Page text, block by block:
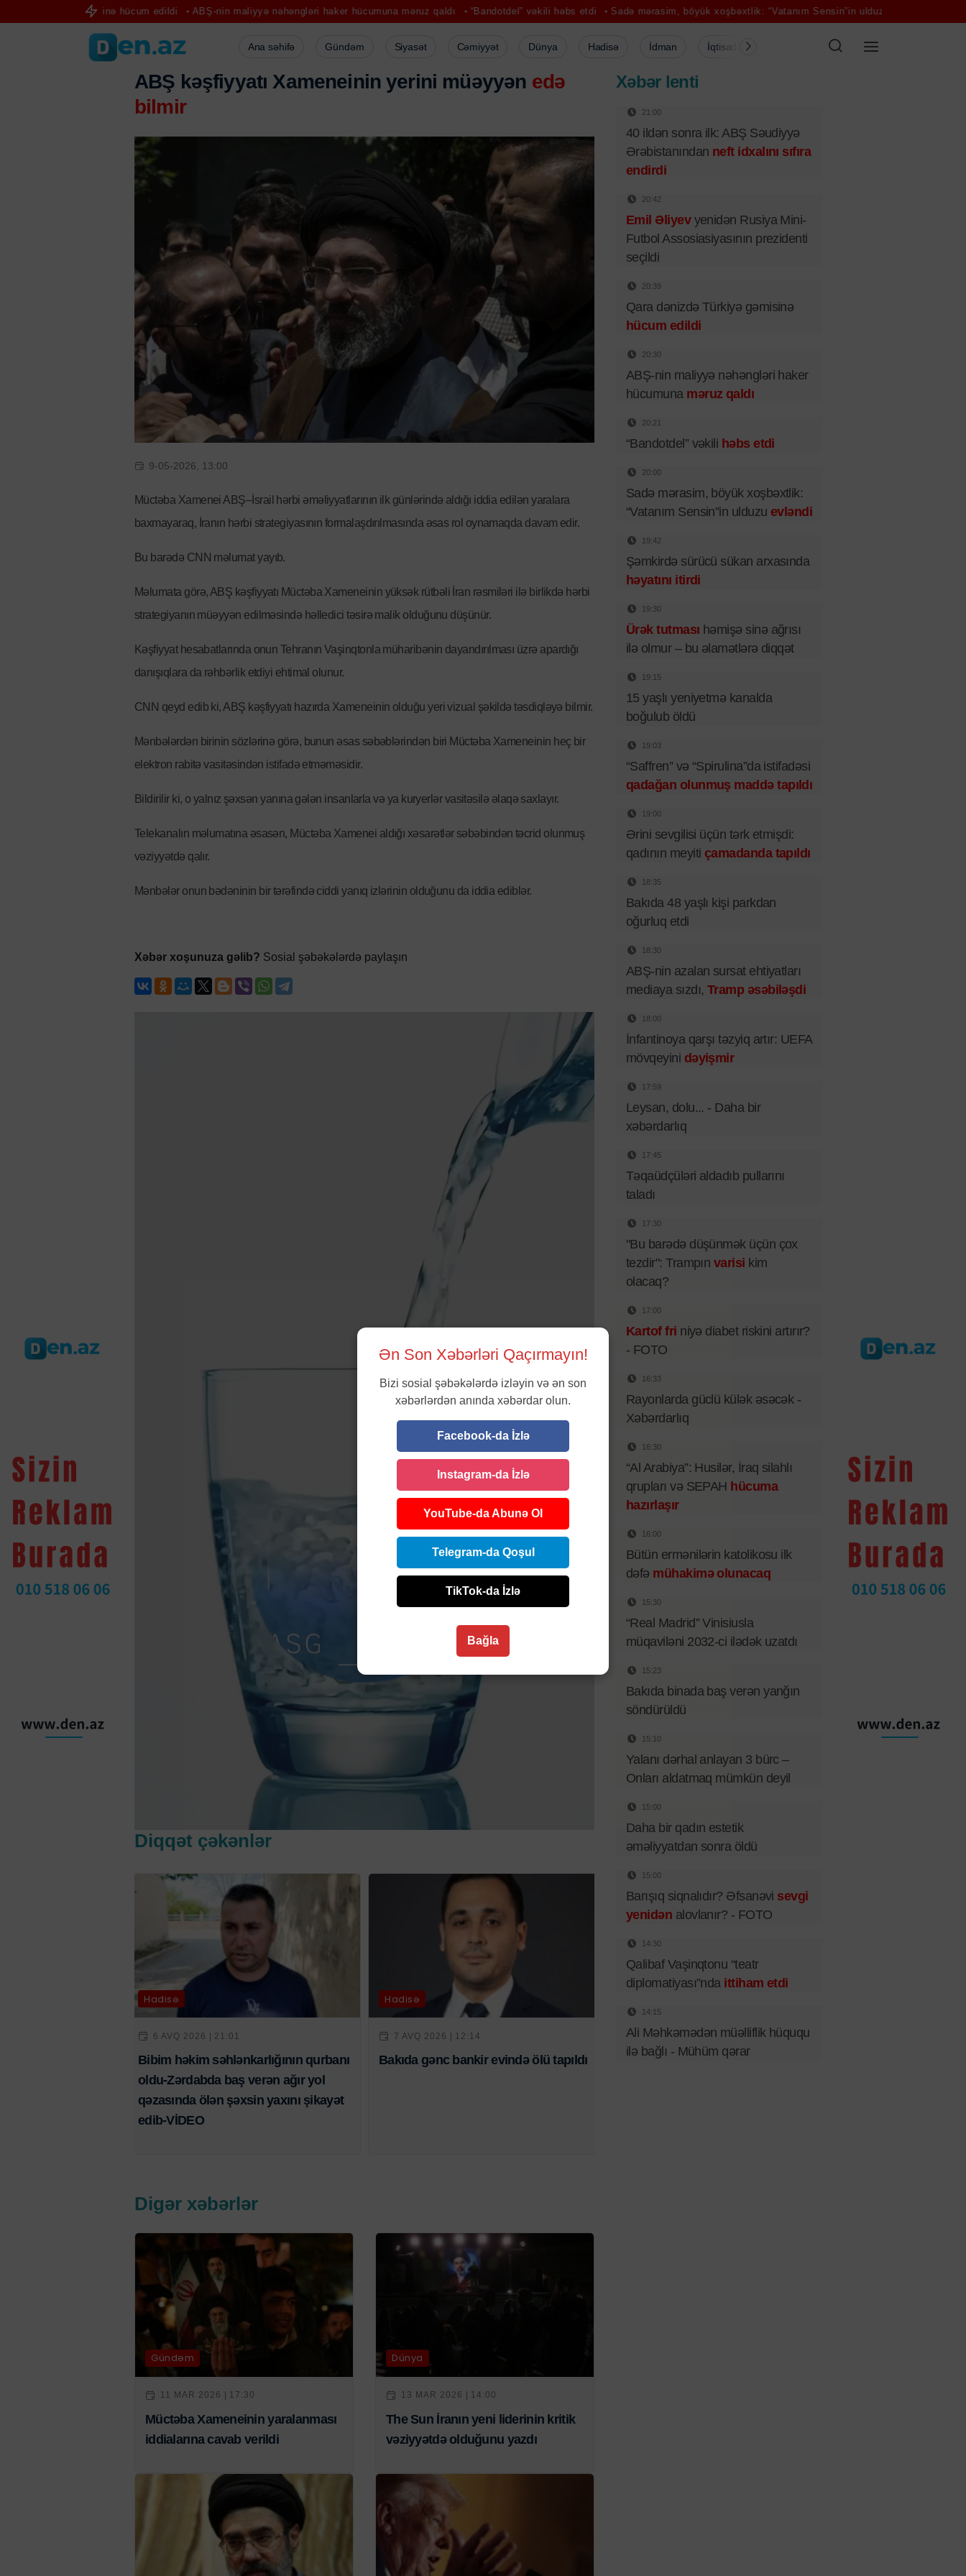
gəmisinə hücum edildi ABŞ-nin maliyyə nəhəngləri haker hücumuna məruz qaldı “Bandotdel” vəkili həbs etdi Sadə mərasim, böyük xoşbəxtlik: “Vatanım Sensin”in ulduzu evləndi Şəmkirdə sürücü
Ana səhifə Gündəm Siyasət Cəmiyyət Dünya Hadisə İdman İqtisadiyyat Şou-biznes Müsahibə
ABŞ kəşfiyyatı Xameneinin yerini müəyyən edə
bilmir
9-05-2026, 13:00
Müctəba Xamenei ABŞ–İsrail hərbi əməliyyatlarının ilk günlərində aldığı iddia edilən yaralara
baxmayaraq, İranın hərbi strategiyasının formalaşdırılmasında əsas rol oynamaqda davam edir.
Bu barədə CNN məlumat yayıb.
Məlumata görə, ABŞ kəşfiyyatı Müctəba Xameneinin yüksək rütbəli İran rəsmiləri ilə birlikdə hərbi
strategiyanın müəyyən edilməsində həlledici təsirə malik olduğunu düşünür.
Kəşfiyyat hesabatlarında onun Tehranın Vaşinqtonla müharibənin dayandırılması üzrə apardığı
danışıqlara da rəhbərlik etdiyi ehtimal olunur.
CNN qeyd edib ki, ABŞ kəşfiyyatı hazırda Xameneinin olduğu yeri vizual şəkildə təsdiqləyə bilmir.
Mənbələrdən birinin sözlərinə görə, bunun əsas səbəblərindən biri Müctəba Xameneinin heç bir
elektron rabitə vasitəsindən istifadə etməməsidir.
Bildirilir ki, o yalnız şəxsən yanına gələn insanlarla və ya kuryerlər vasitəsilə əlaqə saxlayır.
Telekanalın məlumatına əsasən, Müctəba Xamenei aldığı xəsarətlər səbəbindən təcrid olunmuş
vəziyyətdə qalır.
Mənbələr onun bədəninin bir tərəfində ciddi yanıq izlərinin olduğunu da iddia ediblər.
Xəbər xoşunuza gəlib? Sosial şəbəkələrdə paylaşın
Diqqət çəkənlər
Hadisə
6 AVQ 2026 | 21:01
Bibim həkim səhlənkarlığının qurbanı
oldu-Zərdabda baş verən ağır yol
qəzasında ölən şəxsin yaxını şikayət
edib-VİDEO
Hadisə
7 AVQ 2026 | 12:14
Bakıda gənc bankir evində ölü tapıldı
Digər xəbərlər
Gündəm
11 MAR 2026 | 17:30
Müctəba Xameneinin yaralanması
iddialarına cavab verildi
Dünya
13 MAR 2026 | 14:00
The Sun İranın yeni liderinin kritik
vəziyyətdə olduğunu yazdı
Xəbər lenti
21:00
40 ildən sonra ilk: ABŞ Səudiyyə
Ərəbistanından neft idxalını sıfıra
endirdi
20:42
Emil Əliyevyenidən Rusiya Mini-
Futbol Assosiasiyasının prezidenti
seçildi
20:39
Qara dənizdə Türkiyə gəmisinə
hücum edildi
20:30
ABŞ-nin maliyyə nəhəngləri haker
hücumuna məruz qaldı
20:21
“Bandotdel” vəkili həbs etdi
20:00
Sadə mərasim, böyük xoşbəxtlik:
“Vatanım Sensin”in ulduzu evləndi
19:42
Şəmkirdə sürücü sükan arxasında
həyatını itirdi
19:30
Ürək tutması həmişə sinə ağrısı
ilə olmur – bu əlamətlərə diqqət
19:15
15 yaşlı yeniyetmə kanalda
boğulub öldü
19:03
“Saffren” və “Spirulina”da istifadəsi
qadağan olunmuş maddə tapıldı
19:00
Ərini sevgilisi üçün tərk etmişdi:
qadının meyiti çamadanda tapıldı
18:35
Bakıda 48 yaşlı kişi parkdan
oğurluq etdi
18:30
ABŞ-nin azalan sursat ehtiyatları
mediaya sızdı, Tramp əsəbiləşdi
18:00
İnfantinoya qarşı təzyiq artır: UEFA
mövqeyini dəyişmir
17:59
Leysan, dolu... - Daha bir
xəbərdarlıq
17:45
Təqaüdçüləri aldadıb pullarını
taladı
17:30
"Bu barədə düşünmək üçün çox
tezdir": Trampın varisi kim
olacaq?
17:00
Kartof fri niyə diabet riskini artırır?
- FOTO
16:33
Rayonlarda güclü külək əsəcək -
Xəbərdarlıq
16:30
“Al Arabiya”: Husilər, İraq silahlı
qrupları və SEPAH hücuma
hazırlaşır
16:00
Bütün ermənilərin katolikosu ilk
dəfə mühakimə olunacaq
15:30
“Real Madrid” Vinisiusla
müqaviləni 2032-ci ilədək uzatdı
15:23
Bakıda binada baş verən yanğın
söndürüldü
15:10
Yalanı dərhal anlayan 3 bürc –
Onları aldatmaq mümkün deyil
15:00
Daha bir qadın estetik
əməliyyatdan sonra öldü
15:00
Barışıq siqnalıdır? Əfsanəvi sevgi
yenidən alovlanır? - FOTO
14:30
Qalibaf Vaşinqtonu “teatr
diplomatiyası”nda ittiham etdi
14:15
Ali Məhkəmədən müəlliflik hüququ
ilə bağlı - Mühüm qərar
Ən Son Xəbərləri Qaçırmayın!
Bizi sosial şəbəkələrdə izləyin və ən son
xəbərlərdən anında xəbərdar olun.
Facebook-da İzlə
Instagram-da İzlə
YouTube-da Abunə Ol
Telegram-da Qoşul
TikTok-da İzlə
Bağla